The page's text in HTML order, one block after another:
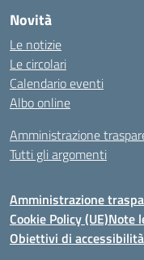
Novità
Le notizie
Le circolari
Calendario eventi
Albo online
Amministrazione
Tutti gli argomenti
Amministrazione
Cookie Policy (UE)Note
Obiettivi di accessibilità